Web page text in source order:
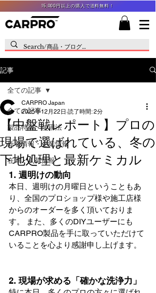
15,000円以上の購入で送料無料！
記事
全ての記事
製品特徴・使用法
新着情報・企業情報
在庫・入荷情報
全ての記事
【中盤戦レポート】プロの
現場で選ばれている、冬の
下地処理と最新ケミカル
CARPRO Japan
2025年12月22日 読了時間: 2分
1. 週明けの動向
本日、週明けの月曜日ということもあ
り、全国のプロショップ様や施工店様
からのオーダーを多く頂いておりま
す。 また、多くのDIYユーザーにも
CARPRO製品を手に取っていただけて
いることを心より感謝申し上げます。
2. 現場が求める「確かな洗浄力」